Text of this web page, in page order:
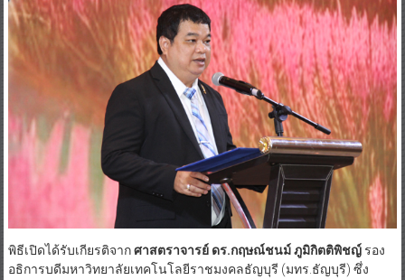
พิธีเปิดได้รับเกียรติจากศาสตราจารย์ ดร.กฤษณ์ชนม์ภูมิกิตติพิชญ์รอง
อธิการบดีมหาวิทยาลัยเทคโนโลยีราชมงคลธัญบุรี (มทร.ธัญบุรี) ซึ่ง